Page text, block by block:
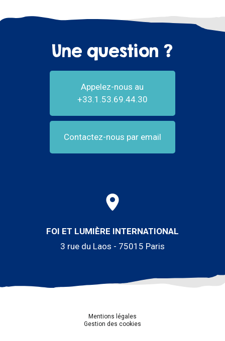
Une question ?
Appelez-nous au
+33.1.53.69.44.30
Contactez-nous par email
FOI ET LUMIÈRE INTERNATIONAL
3 rue du Laos - 75015 Paris
Mentions légales
Gestion des cookies